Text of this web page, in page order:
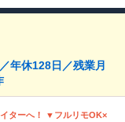
年休128日／残業月
ターへ！ ▼フルリモOK×